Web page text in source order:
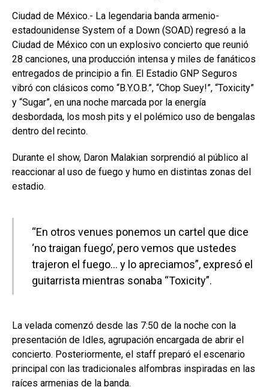
Ciudad de México.- La legendaria banda armenio-
estadounidense System of a Down (SOAD) regresó a la
Ciudad de México con un explosivo concierto que reunió
28 canciones, una producción intensa y miles de fanáticos
entregados de principio a fin. El Estadio GNP Seguros
vibró con clásicos como “B.Y.O.B.”, “Chop Suey!”, “Toxicity”
y “Sugar”, en una noche marcada por la energía
desbordada, los mosh pits y el polémico uso de bengalas
dentro del recinto.
Durante el show, Daron Malakian sorprendió al público al
reaccionar al uso de fuego y humo en distintas zonas del
estadio.
“En otros venues ponemos un cartel que dice
‘no traigan fuego’, pero vemos que ustedes
trajeron el fuego… y lo apreciamos”, expresó el
guitarrista mientras sonaba “Toxicity”.
La velada comenzó desde las 7:50 de la noche con la
presentación de Idles, agrupación encargada de abrir el
concierto. Posteriormente, el staff preparó el escenario
principal con las tradicionales alfombras inspiradas en las
raíces armenias de la banda.